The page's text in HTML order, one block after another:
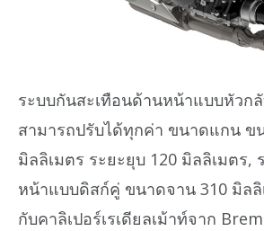
ระบบกันสะเทือนด้านหน้าแบบหัวกลั
สามารถปรับได้ทุกค่า ขนาดแกน ข
มิลลิเมตร ระยะยุบ 120 มิลลิเมตร,
หน้าแบบดิสก์คู่ ขนาดจาน 310 มิลลิ
กับคาลิเปอร์เรเดียลเม้าท์จาก